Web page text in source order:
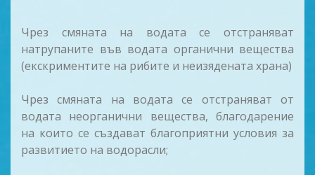
Чрез смяната на водата се отстраняват
натрупаните във водата органични вещества
(екскриментите на рибите и неизядената храна)
Чрез смяната на водата се отстраняват от
водата неорганични вещества, благодарение
на които се създават благоприятни условия за
развитието на водорасли;